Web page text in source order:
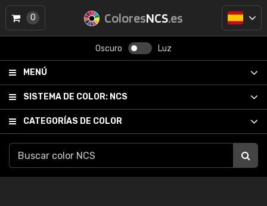
ColoresNCS.es
Oscuro Luz
MENÚ
SISTEMA DE COLOR: NCS
CATEGORÍAS DE COLOR
0